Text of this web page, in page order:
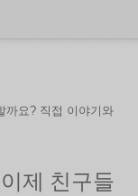
까요? 직접 이야기와
제 친구들